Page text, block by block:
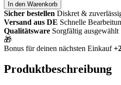
In den Warenkorb
Sicher bestellen Diskret &
Versand aus DE Schnelle
Qualitätsware Sorgfältig ausgewählt
🎁
Bonus für deinen nächsten Einkauf
Produktbeschreibung